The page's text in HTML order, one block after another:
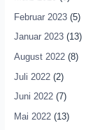
Februar 2023(5)
Januar 2023(13)
August 2022(8)
Juli 2022(2)
Juni 2022(7)
Mai 2022(13)